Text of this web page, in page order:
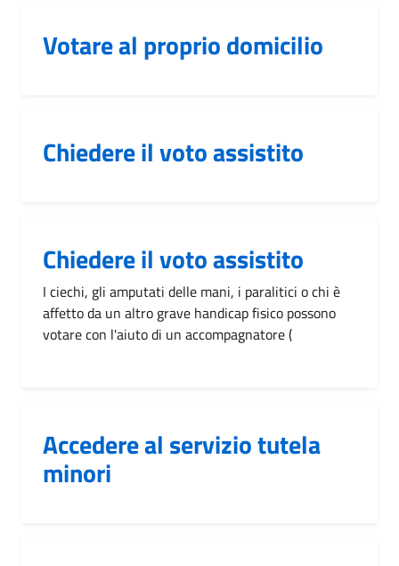
Votare al proprio domicilio
Chiedere il voto assistito
Chiedere il voto assistito
I ciechi, gli amputati delle mani, i paralitici o chi è
affetto da un altro grave handicap fisico possono
votare con l'aiuto di un accompagnatore (
Accedere al servizio tutela
minori